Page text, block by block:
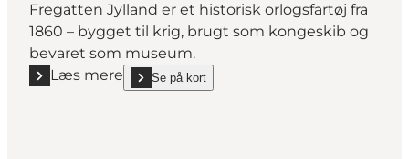
Fregatten Jylland er et historisk orlogsfartøj fra
1860 – bygget til krig, brugt som kongeskib og
bevaret som museum.
Læs mere
Læs mere "Fregatten Jylland – et levende
Se på kort
show Fregatten Jylland – et levende museumsskib